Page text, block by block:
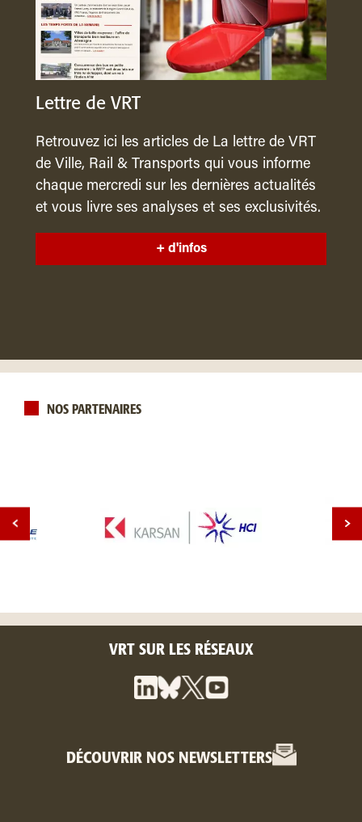
Lettre de VRT
Retrouvez ici les articles de La lettre de VRT
de Ville, Rail & Transports qui vous informe
chaque mercredi sur les dernières actualités
et vous livre ses analyses et ses exclusivités.
+ d'infos
NOS PARTENAIRES
VRT SUR LES RÉSEAUX
DÉCOUVRIR NOS NEWSLETTERS